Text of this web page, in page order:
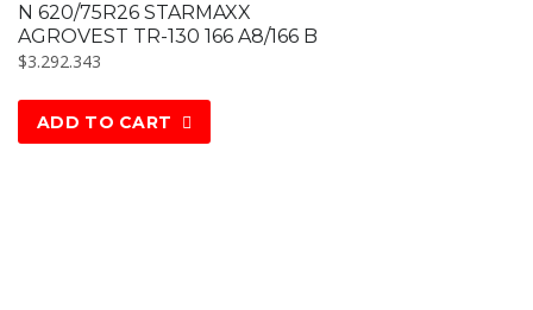
N 620/75R26 STARMAXX
AGROVEST TR-130 166 A8/166 B
$3.292.343
ADD TO CART